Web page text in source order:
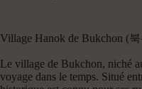
Village Hanok de Bukchon (
Le village de Bukchon, niché
voyage dans le temps. Situé